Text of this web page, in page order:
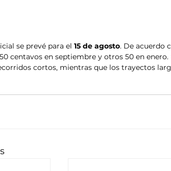
se prevé para el 15 de agosto. De acuerdo
centavos en septiembre y otros 50 en
cortos, mientras que los trayectos